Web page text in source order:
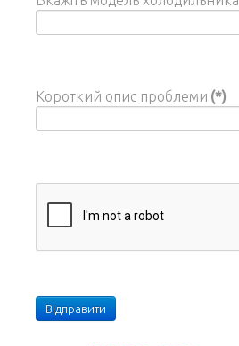
Короткий опис проблеми (*)
Відправити